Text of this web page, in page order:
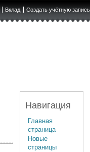
Вклад Создать учётную запись
Навигация
Главная
страница
Новые
страницы